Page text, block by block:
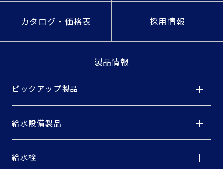
カタログ・価格表 採用情報
製品情報
ピックアップ製品
給水設備製品
給水栓